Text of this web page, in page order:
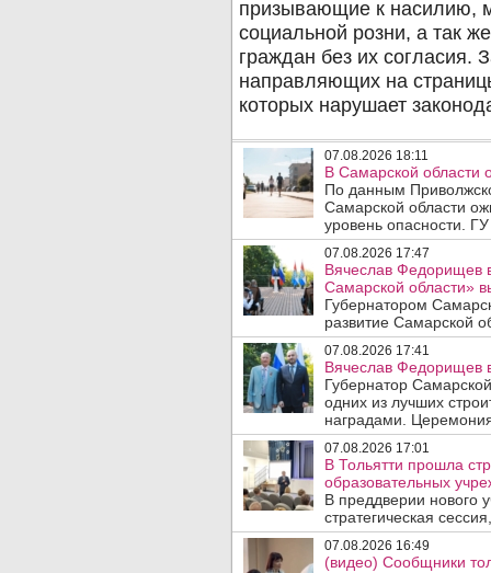
07.08.2026 18:11
В Самарской области
По данным
Самарской области
уровень опасности.
07.08.2026 17:47
Вячеслав Федорищев
Самарской области»
Губернатором
развитие Самарской
07.08.2026 17:41
Вячеслав Федорищев
Губернатор
одних из лучших
наградами.
07.08.2026 17:01
В Тольятти прошла
образовательных
В преддверии нового
стратегическая
07.08.2026 16:49
(видео) Сообщники